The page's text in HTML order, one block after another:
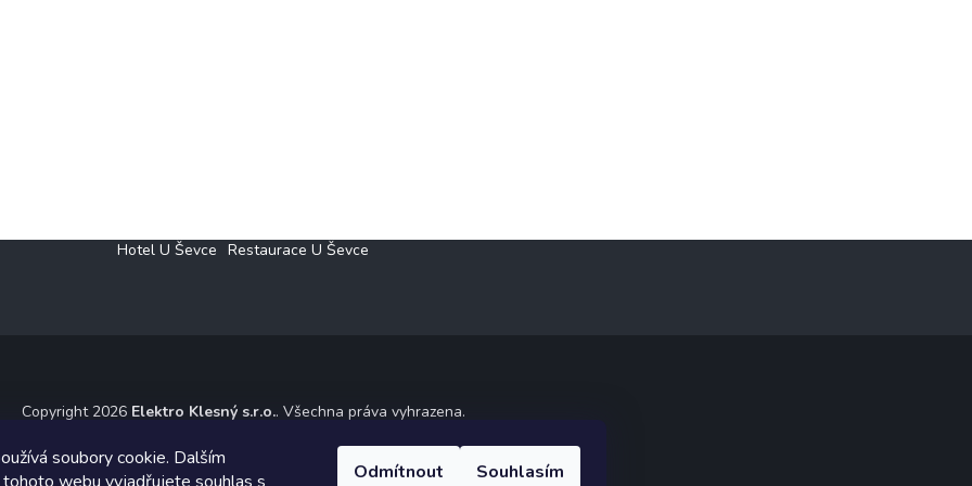
soubory cookie. Dalším
Odmítnout Souhlasím
Hotel U Ševce Restaurace U Ševce
Copyright 2026 Elektro Klesný s.r.o.. Všechna práva vyhrazena.
Tomáš Hlad&Shoptetak.cz.